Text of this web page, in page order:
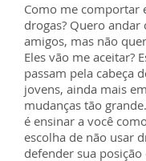
Como me comportar
drogas? Quero andar
amigos, mas não
Eles vão me aceitar?
passam pela cabeça
jovens, ainda mais
mudanças tão
é ensinar a você
escolha de não usar
defender sua posição